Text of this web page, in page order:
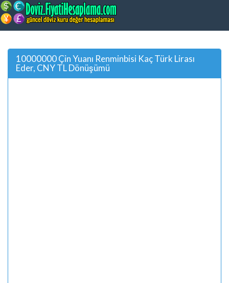
10000000 Çin Yuanı Renminbisi Kaç Türk Lirası
Eder, CNY TL Dönüşümü